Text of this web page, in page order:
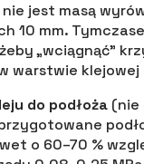
jest masą
10 mm.
„wciągnąć”
warstwie
do podłoża (nie
o 60–70 %